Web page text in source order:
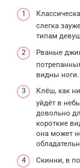
слегка
типам
Рваные
видны ноги.
Клёш, как
уйдёт в
довольно
короткие
она может
Скинни, в